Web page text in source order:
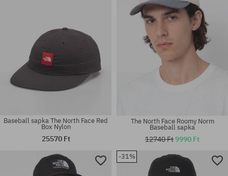
univerzális méret univerzális méret
Baseball sapka The North Face Red
Box Nylon
25570 Ft
The North Face Roomy Norm
Baseball sapka
12740 Ft9990 Ft
-31%